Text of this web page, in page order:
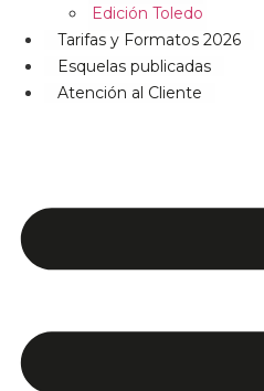
Edición Toledo
Tarifas y Formatos 2026
Esquelas publicadas
Atención al Cliente